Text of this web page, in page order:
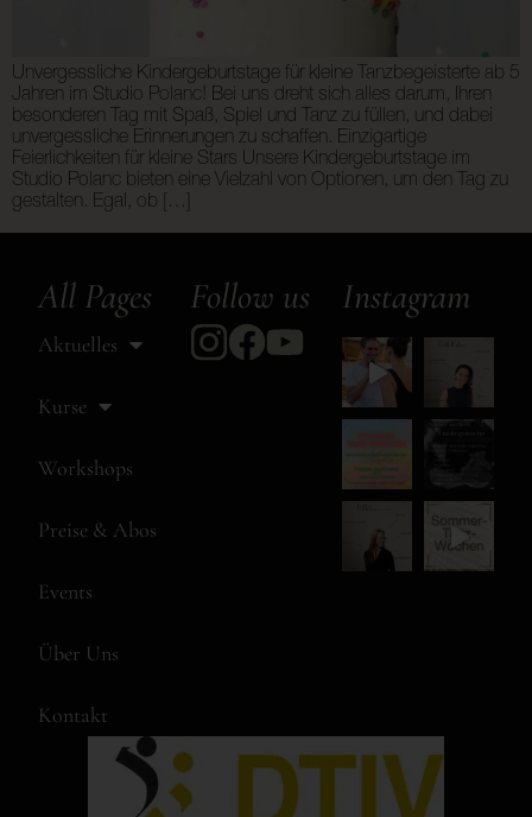
Unvergessliche Kindergeburtstage für kleine Tanzbegeisterte ab 5
Jahren im Studio Polanc! Bei uns dreht sich alles darum, Ihren
besonderen Tag mit Spaß, Spiel und Tanz zu füllen, und dabei
unvergessliche Erinnerungen zu schaffen. Einzigartige
Feierlichkeiten für kleine Stars Unsere Kindergeburtstage im
Studio Polanc bieten eine Vielzahl von Optionen, um den Tag zu
gestalten. Egal, ob […]
All Pages
Aktuelles
Kurse
Workshops
Preise & Abos
Events
Über Uns
Kontakt
Follow us Instagram